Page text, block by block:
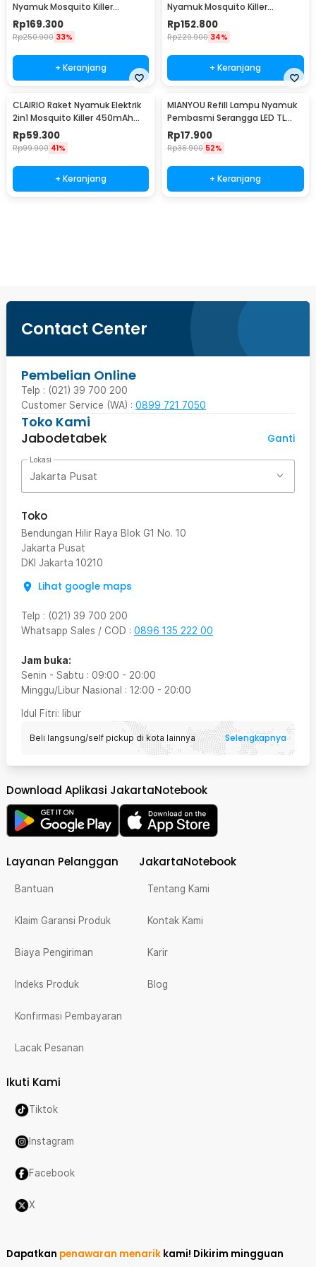
Nyamuk Mosquito Killer
Industrial Usage 30W - AP-725
Rp169.300
Rp250.900 33%
+ Keranjang
Nyamuk Mosquito Killer
Industrial Usage 20W - AP-725
Rp152.800
Rp229.900 34%
+ Keranjang
CLAIRIO Raket Nyamuk Elektrik
2in1 Mosquito Killer 450mAh
2700V - CR-3
Rp59.300
Rp99.900 41%
+ Keranjang
MIANYOU Refill Lampu Nyamuk
Pembasmi Serangga LED TL
Neon 10W - MY410
Rp17.900
Rp36.900 52%
+ Keranjang
Contact Center
Pembelian Online
Telp : (021) 39 700 200
Customer Service (WA) : 0899 721 7050
Toko Kami
Jabodetabek
Ganti
Lokasi
Jakarta Pusat
Toko
Bendungan Hilir Raya Blok G1 No. 10
Jakarta Pusat
DKI Jakarta 10210
Lihat google maps
Telp : (021) 39 700 200
Whatsapp Sales / COD : 0896 135 222 00
Jam buka:
Senin - Sabtu : 09:00 - 20:00
Minggu/Libur Nasional : 12:00 - 20:00
Idul Fitri: libur
Beli langsung/self pickup di kota lainnya Selengkapnya
Download Aplikasi JakartaNotebook
Layanan Pelanggan
Bantuan
Klaim Garansi Produk
Biaya Pengiriman
Indeks Produk
Konfirmasi Pembayaran
Lacak Pesanan
JakartaNotebook
Tentang Kami
Kontak Kami
Karir
Blog
Ikuti Kami
Tiktok
Instagram
Facebook
X
Dapatkan penawaran menarik kami! Dikirim mingguan